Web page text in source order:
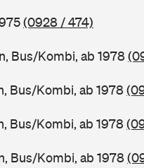
(0928 / 474)
Bus/Kombi, ab 1978
Bus/Kombi, ab 1978
Bus/Kombi, ab 1978
Bus/Kombi, ab 1978